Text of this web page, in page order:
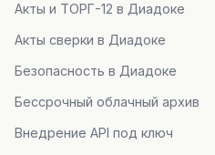
Акты и ТОРГ-12 в Диадоке
Акты сверки в Диадоке
Безопасность в Диадоке
Бессрочный облачный архив
Внедрение API под ключ